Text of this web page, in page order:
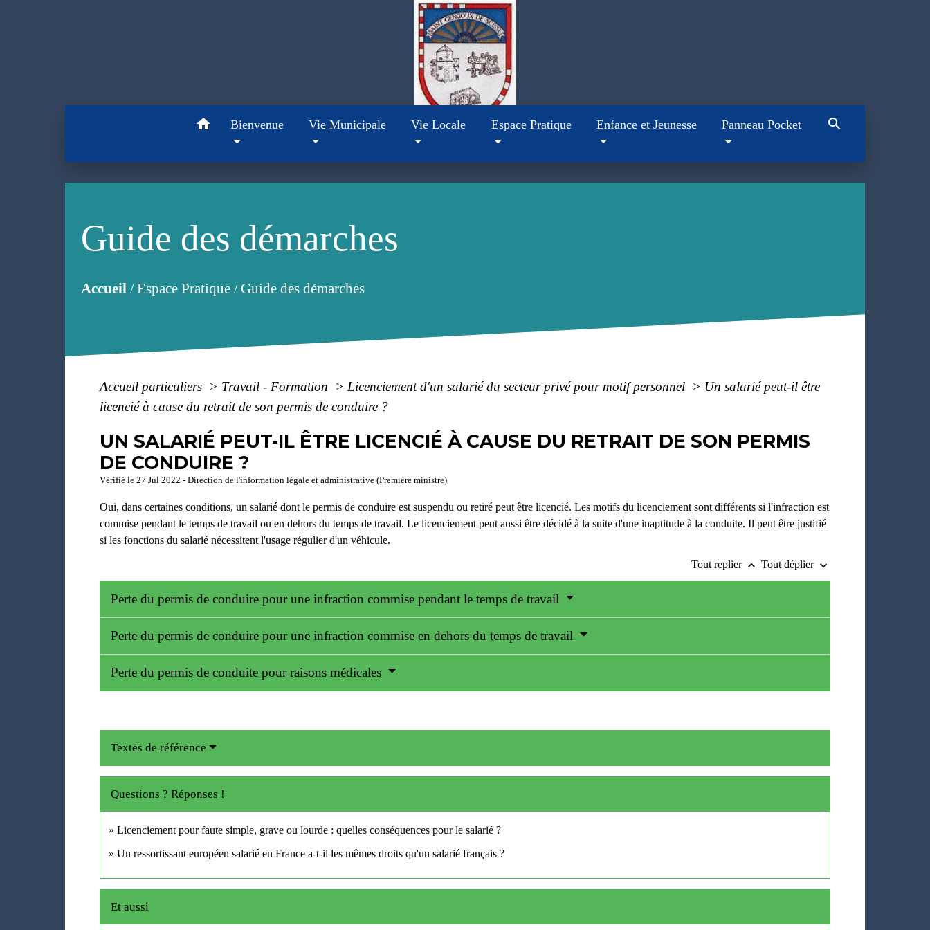
home Bienvenue Vie Municipale Vie Locale Espace Pratique Enfance et Jeunesse Panneau Pocket search
Guide des démarches
Accueil/Espace Pratique/Guide des démarches
Accueil particuliers > Travail - Formation > Licenciement d'un salarié du secteur privé pour motif personnel > Un salarié peut-il être
licencié à cause du retrait de son permis de conduire ?
UN SALARIÉ PEUT-IL ÊTRE LICENCIÉ À CAUSE DU RETRAIT DE SON PERMIS
DE CONDUIRE ?
Vérifié le 27 Jul 2022 - Direction de l'information légale et administrative (Première ministre)
Oui, dans certaines conditions, un salarié dont le permis de conduire est suspendu ou retiré peut être licencié. Les motifs du licenciement sont différents si l'infraction est
commise pendant le temps de travail ou en dehors du temps de travail. Le licenciement peut aussi être décidé à la suite d'une inaptitude à la conduite. Il peut être justifié
si les fonctions du salarié nécessitent l'usage régulier d'un véhicule.
Tout replier keyboard_arrow_up Tout déplier keyboard_arrow_down
Perte du permis de conduire pour une infraction commise pendant le temps de travail
Perte du permis de conduire pour une infraction commise en dehors du temps de travail
Perte du permis de conduite pour raisons médicales
Textes de référence
Questions ? Réponses !
Licenciement pour faute simple, grave ou lourde : quelles conséquences pour le salarié ?
Un ressortissant européen salarié en France a-t-il les mêmes droits qu'un salarié français ?
Et aussi